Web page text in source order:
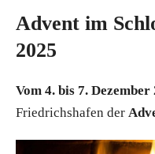
Advent im
2025
Vom 4. bis 7. Dezember
Friedrichshafen der